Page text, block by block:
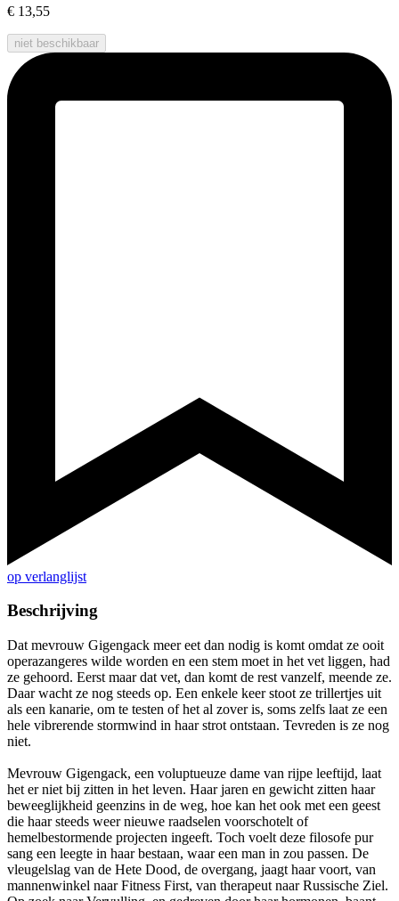
€ 13,55
niet beschikbaar
op verlanglijst
Beschrijving
Dat mevrouw Gigengack meer eet dan nodig is komt omdat ze ooit
operazangeres wilde worden en een stem moet in het vet liggen, had
ze gehoord. Eerst maar dat vet, dan komt de rest vanzelf, meende ze.
Daar wacht ze nog steeds op. Een enkele keer stoot ze trillertjes uit
als een kanarie, om te testen of het al zover is, soms zelfs laat ze een
hele vibrerende stormwind in haar strot ontstaan. Tevreden is ze nog
niet.
Mevrouw Gigengack, een voluptueuze dame van rijpe leeftijd, laat
het er niet bij zitten in het leven. Haar jaren en gewicht zitten haar
beweeglijkheid geenzins in de weg, hoe kan het ook met een geest
die haar steeds weer nieuwe raadselen voorschotelt of
hemelbestormende projecten ingeeft. Toch voelt deze filosofe pur
sang een leegte in haar bestaan, waar een man in zou passen. De
vleugelslag van de Hete Dood, de overgang, jaagt haar voort, van
mannenwinkel naar Fitness First, van therapeut naar Russische Ziel.